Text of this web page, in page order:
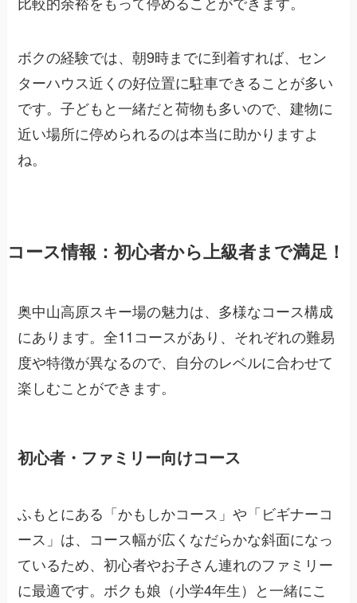
ボクの経験では、朝9時までに到着すれば、セン
ターハウス近くの好位置に駐車できることが多い
です。子どもと一緒だと荷物も多いので、建物に
近い場所に停められるのは本当に助かりますよ
ね。
コース情報：初心者から上級者まで満足！
奥中山高原スキー場の魅力は、多様なコース構成
にあります。全11コースがあり、それぞれの難易
度や特徴が異なるので、自分のレベルに合わせて
楽しむことができます。
初心者・ファミリー向けコース
ふもとにある「かもしかコース」や「ビギナーコ
ース」は、コース幅が広くなだらかな斜面になっ
ているため、初心者やお子さん連れのファミリー
に最適です。ボクも娘（小学4年生）と一緒にこ